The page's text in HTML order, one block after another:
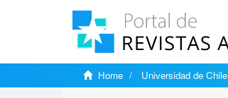
Home Universidad de Chile